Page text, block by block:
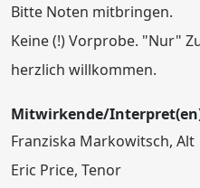
Bitte Noten mitbringen.
Keine (!) Vorprobe. "Nur"
herzlich willkommen.
Mitwirkende/
Franziska Markowitsch, Alt
Eric Price, Tenor